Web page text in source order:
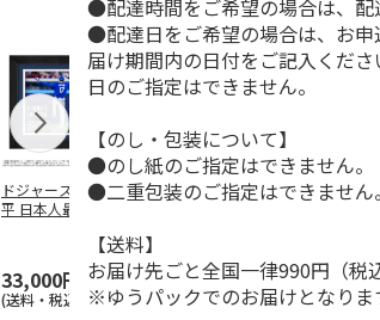
ドジャース 大谷翔
平 日本人最多53試
33,000円
(送料・税込)
MLB ドジャース 大
谷翔平 2026 NL 3・
33,000円
(送料・税込)
ドジャー
9,900円
(送料・税
●配達時間をご希望の場合は、配
●配達日をご希望の場合は、お
届け期間内の日付をご記入くだ
日のご指定はできません。
【のし・包装について】
●のし紙のご指定はできません。
●二重包装のご指定はできません。
【送料】
お届け先ごと全国一律990円（税込
※ゆうパックでのお届けとなりま